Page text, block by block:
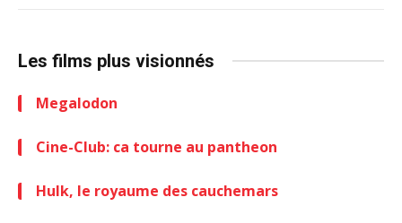
Les films plus visionnés
Megalodon
Cine-Club: ca tourne au pantheon
Hulk, le royaume des cauchemars